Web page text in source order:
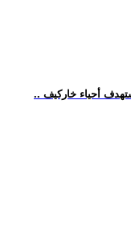
أحياء خاركيف